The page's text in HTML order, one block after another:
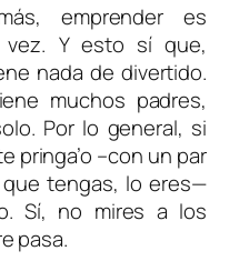
emprender es
Y esto sí que,
nada de divertido.
muchos padres,
Por lo general, si
pringa’o –con un par
tengas, lo eres—
Sí, no mires a los
pasa.